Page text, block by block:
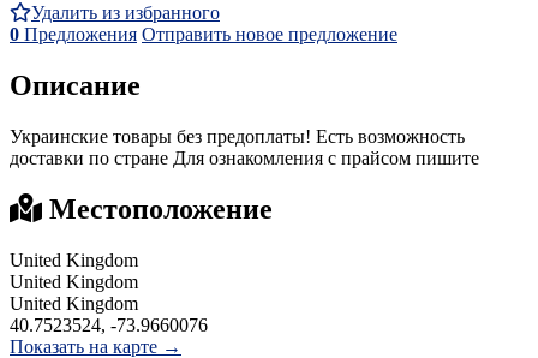
Удалить из избранного
0 Предложения Отправить новое предложение
Описание
Украинские товары без предоплаты! Есть возможность
доставки по стране Для ознакомления с прайсом пишите
Местоположение
United Kingdom
United Kingdom
United Kingdom
40.7523524, -73.9660076
Показать на карте →